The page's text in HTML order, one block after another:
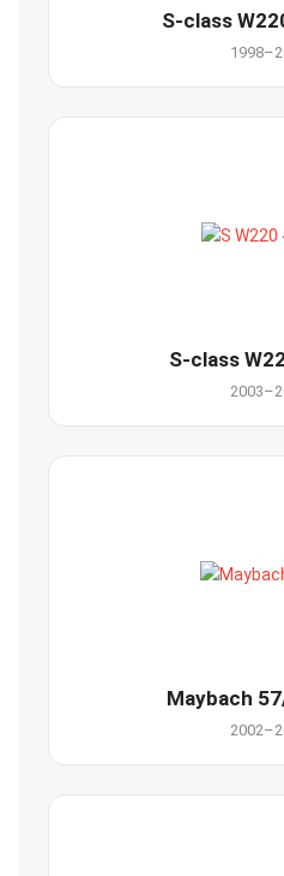
S-class
S-class
Maybach